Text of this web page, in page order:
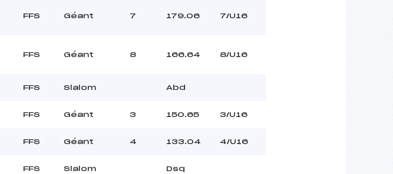
FFS Géant 7 179.06 7/U16
FFS Géant 8 166.64 8/U16
FFS Slalom Abd
FFS Géant 3 150.65 3/U16
FFS Géant 4 133.04 4/U16
FFS Slalom Dsq